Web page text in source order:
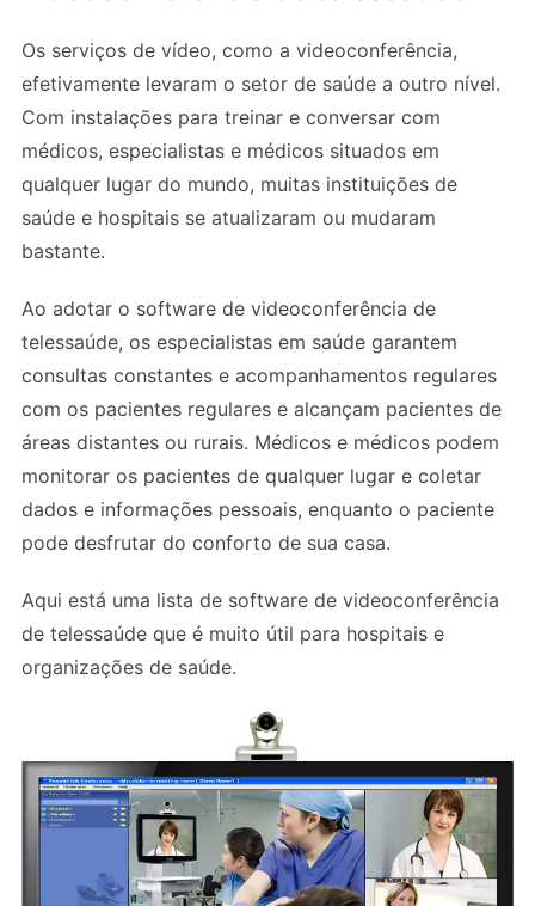
Os serviços de vídeo, como a videoconferência,
efetivamente levaram o setor de saúde a outro nível.
Com instalações para treinar e conversar com
médicos, especialistas e médicos situados em
qualquer lugar do mundo, muitas instituições de
saúde e hospitais se atualizaram ou mudaram
bastante.
Ao adotar o software de videoconferência de
telessaúde, os especialistas em saúde garantem
consultas constantes e acompanhamentos regulares
com os pacientes regulares e alcançam pacientes de
áreas distantes ou rurais. Médicos e médicos podem
monitorar os pacientes de qualquer lugar e coletar
dados e informações pessoais, enquanto o paciente
pode desfrutar do conforto de sua casa.
Aqui está uma lista de software de videoconferência
de telessaúde que é muito útil para hospitais e
organizações de saúde.